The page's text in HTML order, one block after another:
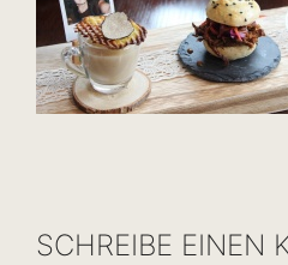
SCHREIBE EINEN